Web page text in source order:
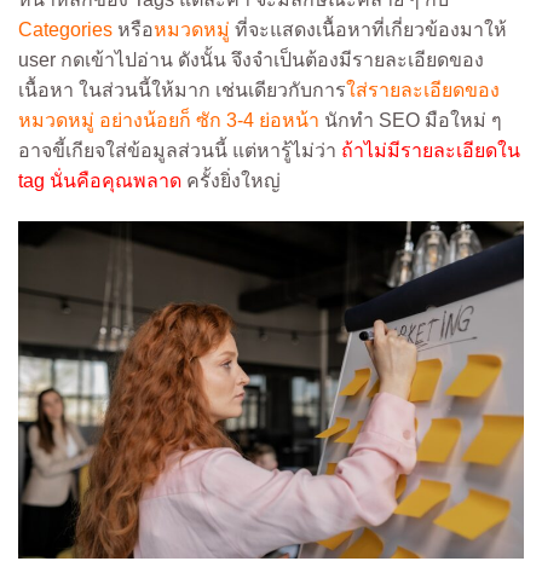
Categories หรือหมวดหมู่ ที่จะแสดงเนื้อหาที่เกี่ยวข้องมาให้
user กดเข้าไปอ่าน ดังนั้น จึงจำเป็นต้องมีรายละเอียดของ
เนื้อหา ในส่วนนี้ให้มาก เช่นเดียวกับการใส่รายละเอียดของ
หมวดหมู่ อย่างน้อยก็ ซัก 3-4 ย่อหน้า นักทำ SEO มือใหม่ ๆ
อาจขี้เกียจใส่ข้อมูลส่วนนี้ แต่หารู้ไม่ว่า ถ้าไม่มีรายละเอียดใน
tag นั่นคือคุณพลาด ครั้งยิ่งใหญ่